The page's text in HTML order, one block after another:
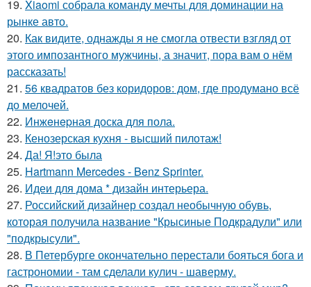
19. Xiaomi собрала команду мечты для доминации на
рынке авто.
20. Как видите, однажды я не смогла отвести взгляд от
этого импозантного мужчины, а значит, пора вам о нём
рассказать!
21. 56 квадратов без коридоров: дом, где продумано всё
до мелочей.
22. Инжeнepная доска для пола.
23. Кенозерская кухня - высший пилотаж!
24. Да! Я!это была
25. Hartmann Mercedes - Benz Sprinter.
26. Идеи для дома * дизайн интерьера.
27. Российский дизайнер создал необычную обувь,
которая получила название "Крысиные Подкрадули" или
"подкрысули".
28. В Петербурге окончательно перестали бояться бога и
гастрономии - там сделали кулич - шаверму.